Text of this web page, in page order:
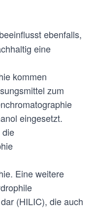
beeinflusst ebenfalls,
eine
kommen
zum
eingesetzt.
die
Eine weitere
(HILIC), die auch